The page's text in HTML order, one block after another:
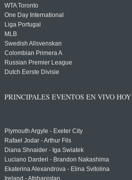
WTA Toronto
One Day International
Liga Portugal
MLB
Swedish Allsvenskan
Colombian Primera A
Russian Premier League
Dutch Eerste Divisie
PRINCIPALES EVENTOS EN VIVO HOY
Plymouth Argyle - Exeter City
Rafael Jodar - Arthur Fils
Diana Shnaider - Iga Swiatek
Luciano Darderi - Brandon Nakashima
Ekaterina Alexandrova - Elina Svitolina
Ireland - Afghanistan